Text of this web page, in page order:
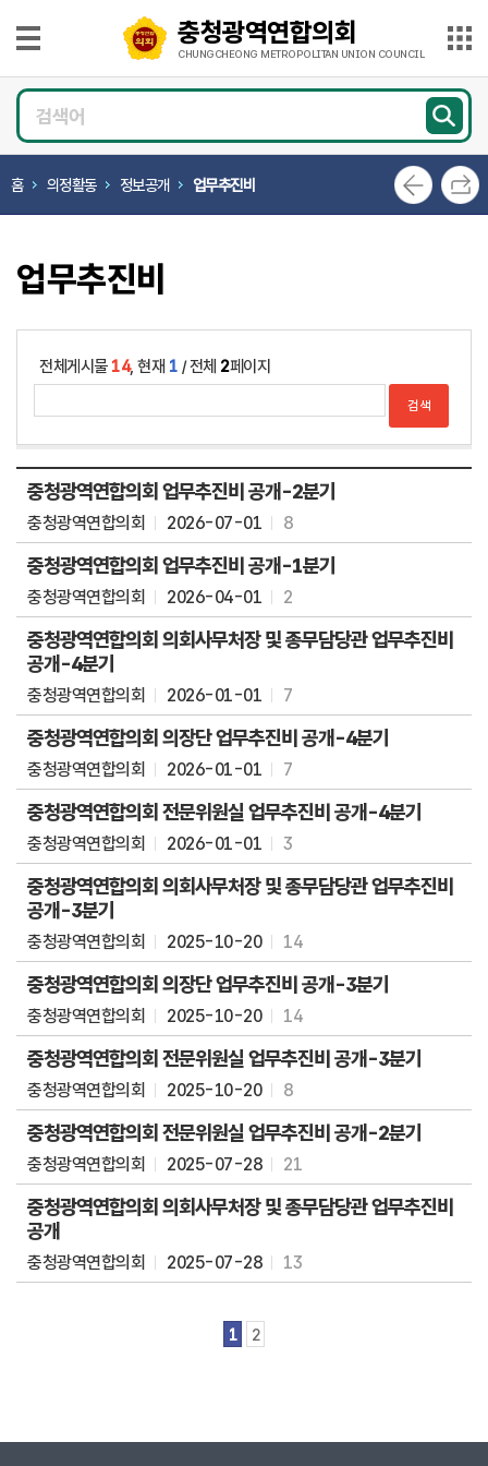
광
역
연
의
회
회
소
의
장
활
동
소
식
전
자
회
의
영
상
회
의
록
인
터
넷
방
송
참
여
마
당
이
용
안
내
충청광역연합의회
CHUNGCHEONG METROPOLITAN UNION COUNCIL
홈 의정활동 정보공개 업무추진비
업무추진비
전체게시물 14, 현재 1 / 전체 2페이지
충청광역연합의회 업무추진비 공개-2분기
충청광역연합의회 2026-07-01 8
충청광역연합의회 업무추진비 공개-1분기
충청광역연합의회 2026-04-01 2
충청광역연합의회 의회사무처장 및 총무담당관 업무추진비
공개-4분기
충청광역연합의회 2026-01-01 7
충청광역연합의회 의장단 업무추진비 공개-4분기
충청광역연합의회 2026-01-01 7
충청광역연합의회 전문위원실 업무추진비 공개-4분기
충청광역연합의회 2026-01-01 3
충청광역연합의회 의회사무처장 및 총무담당관 업무추진비
공개-3분기
충청광역연합의회 2025-10-20 14
충청광역연합의회 의장단 업무추진비 공개-3분기
충청광역연합의회 2025-10-20 14
충청광역연합의회 전문위원실 업무추진비 공개-3분기
충청광역연합의회 2025-10-20 8
충청광역연합의회 전문위원실 업무추진비 공개-2분기
충청광역연합의회 2025-07-28 21
충청광역연합의회 의회사무처장 및 총무담당관 업무추진비
공개
충청광역연합의회 2025-07-28 13
1 2